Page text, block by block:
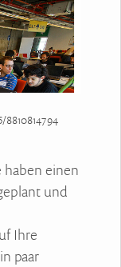
haben einen
und
Ihre
paar